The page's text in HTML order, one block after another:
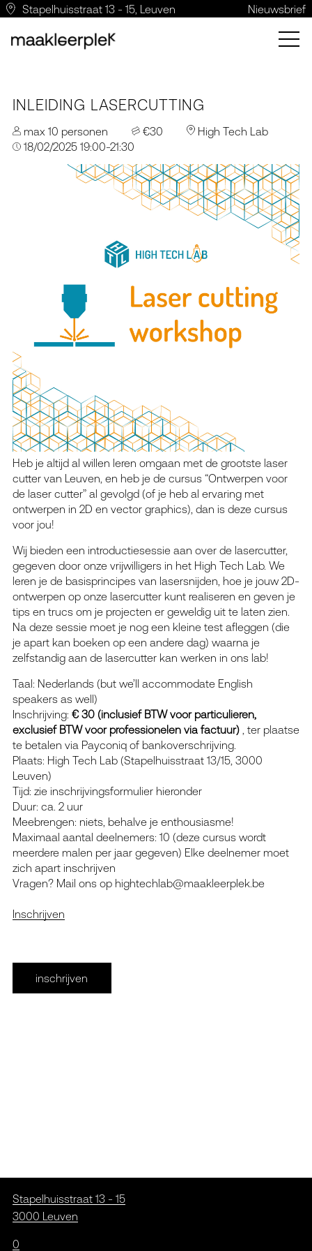
Stapelhuisstraat 13 - 15, Leuven Nieuwsbrief
INLEIDING LASERCUTTING
max 10 personen €30
High Tech Lab
18/02/2025 19:00-21:30
Heb je altijd al willen leren omgaan met de grootste laser
cutter van Leuven, en heb je de cursus “Ontwerpen voor
de laser cutter” al gevolgd (of je heb al ervaring met
ontwerpen in 2D en vector graphics), dan is deze cursus
voor jou!
Wij bieden een introductiesessie aan over de lasercutter,
gegeven door onze vrijwilligers in het High Tech Lab. We
leren je de basisprincipes van lasersnijden, hoe je jouw 2D-
ontwerpen op onze lasercutter kunt realiseren en geven je
tips en trucs om je projecten er geweldig uit te laten zien.
Na deze sessie moet je nog een kleine test afleggen (die
je apart kan boeken op een andere dag) waarna je
zelfstandig aan de lasercutter kan werken in ons lab!
Taal: Nederlands (but we’ll accommodate English
speakers as well)
Inschrijving: € 30 (inclusief BTW voor particulieren,
exclusief BTW voor professionelen via factuur), ter plaatse
te betalen via Payconiq of bankoverschrijving.
Plaats: High Tech Lab (Stapelhuisstraat 13/15, 3000
Leuven)
Tijd: zie inschrijvingsformulier hieronder
Duur: ca. 2 uur
Meebrengen: niets, behalve je enthousiasme!
Maximaal aantal deelnemers: 10 (deze cursus wordt
meerdere malen per jaar gegeven) Elke deelnemer moet
zich apart inschrijven
Vragen? Mail ons op hightechlab@maakleerplek.be
Inschrijven
inschrijven
Stapelhuisstraat 13 - 15
3000 Leuven
0